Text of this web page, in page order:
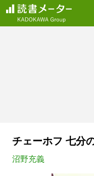
チェーホフ 七分
沼野充義